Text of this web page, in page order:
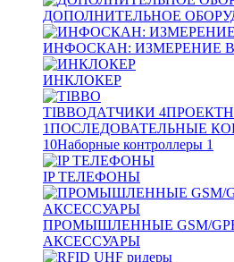
ДОПОЛНИТЕЛЬНОЕ
ИНФОСКАН: ИЗМЕРЕНИЕ
ИНКЛОКЕР
TIBBOДАТЧИКИ 4
1ПОСЛЕДОВАТЕЛЬНЫЕ
10Наборные контроллеры 1
IP ТЕЛЕФОНЫ
ПРОМЫШЛЕННЫЕ GSM/
АКСЕССУАРЫ